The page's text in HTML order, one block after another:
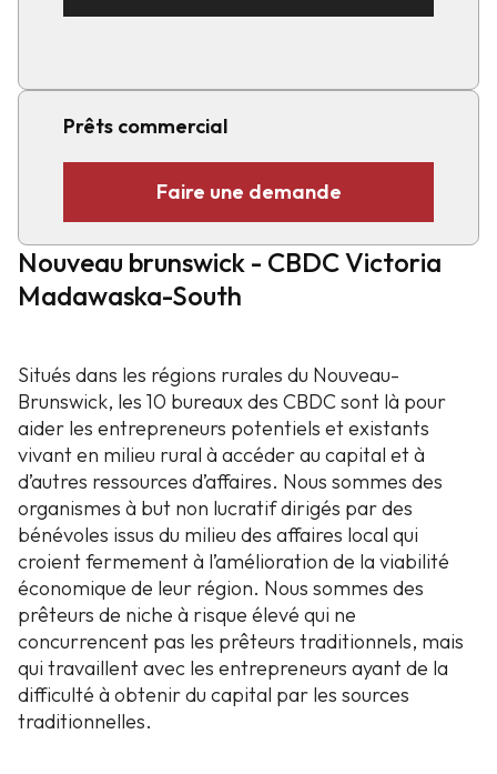
Nouveau brunswick - CBDC Victoria
Madawaska-South
Situés dans les régions rurales du Nouveau-
Brunswick, les 10 bureaux des CBDC sont là pour
aider les entrepreneurs potentiels et existants
vivant en milieu rural à accéder au capital et à
d’autres ressources d’affaires. Nous sommes des
organismes à but non lucratif dirigés par des
bénévoles issus du milieu des affaires local qui
croient fermement à l’amélioration de la viabilité
économique de leur région. Nous sommes des
prêteurs de niche à risque élevé qui ne
concurrencent pas les prêteurs traditionnels, mais
qui travaillent avec les entrepreneurs ayant de la
difficulté à obtenir du capital par les sources
traditionnelles.
Prêts commercial
Faire une demande